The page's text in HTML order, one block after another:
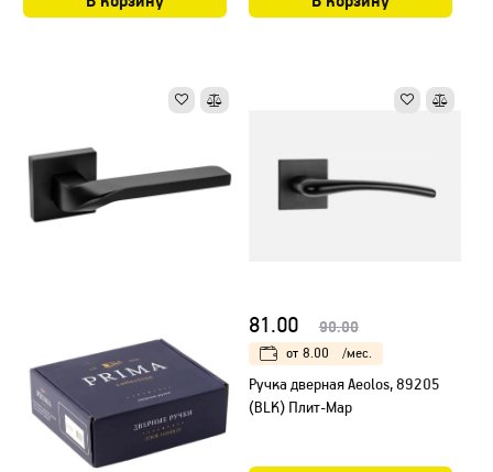
81.00 90.00
от 8.00 /мес.
Ручка дверная Aeolos, 89205
(BLK) Плит-Мар